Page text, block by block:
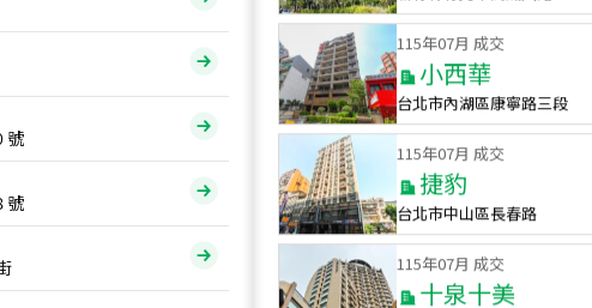
號
號
115年07月 成交
小西華
台北市內湖區康寧路三段
115年07月 成交
捷豹
台北市中山區長春路
115年07月 成交
十泉十美
台北市北投區光明路